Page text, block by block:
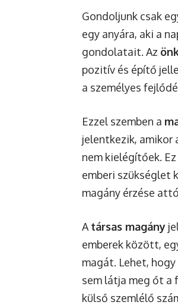
Gondoljunk csak
egy anyára, aki a
gondolatait. Az
pozitív és építő
a személyes
Ezzel szemben a
jelentkezik, amikor
nem kielégítőek.
emberi szükséglet
magány érzése
A társas magány
emberek között,
magát. Lehet,
sem látja meg őt a
külső szemlélő